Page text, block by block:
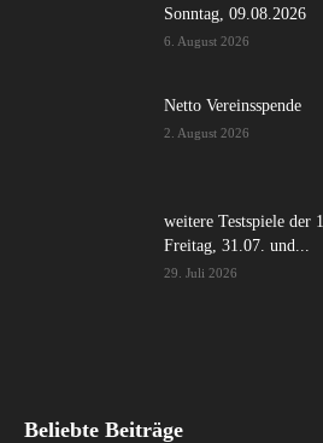
Sonntag, 09.08.2026
6. August 2026
Netto Vereinsspende
2. August 2026
weitere Testspiele der
Freitag, 31.07. und...
29. Juli 2026
Beliebte Beiträge